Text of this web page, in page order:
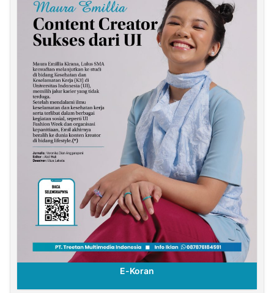
E-Koran